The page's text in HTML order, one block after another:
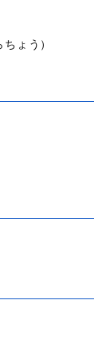
ょう）